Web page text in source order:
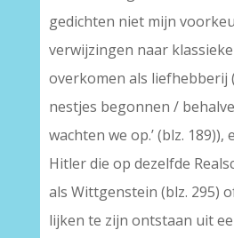
gedichten niet mijn
verwijzingen naar
overkomen als liefhebberij
nestjes begonnen /
wachten we op.’ (blz.
Hitler die op dezelfde
als Wittgenstein (blz. 295)
lijken te zijn ontstaan uit